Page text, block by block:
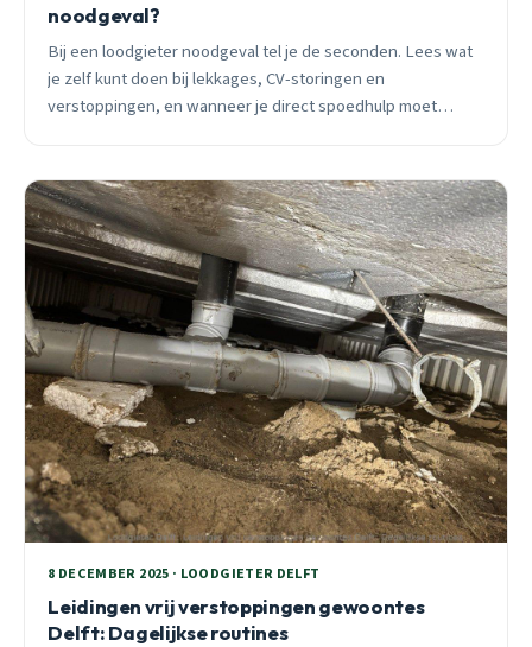
noodgeval?
Bij een loodgieter noodgeval tel je de seconden. Lees wat
je zelf kunt doen bij lekkages, CV-storingen en
verstoppingen, en wanneer je direct spoedhulp moet
8 DECEMBER 2025 · LOODGIETER DELFT
Leidingen vrij verstoppingen gewoontes
Delft: Dagelijkse routines